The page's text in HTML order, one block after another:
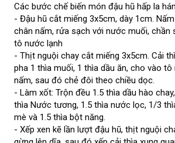
Các bước chế biến món đậu hũ hấp la
- Đậu hũ cắt miếng 3x5cm, dày 1cm.
chân nấm, rửa sạch với nước muối, chần
tô nước lạnh
- Thịt nguội chay cắt miếng 3x5cm. Cải
pha 1 thìa muối, 1 thìa dầu ăn, cho vào
nấm, sau đó chẻ đôi theo chiều dọc.
- Làm xốt: Trộn đều 1.5 thìa dầu hào
thìa Nước tương, 1.5 thìa nước lọc, 1/3
mè và 1.5 thìa bột năng.
- Xếp xen kẽ lần lượt đậu hũ, thịt nguội